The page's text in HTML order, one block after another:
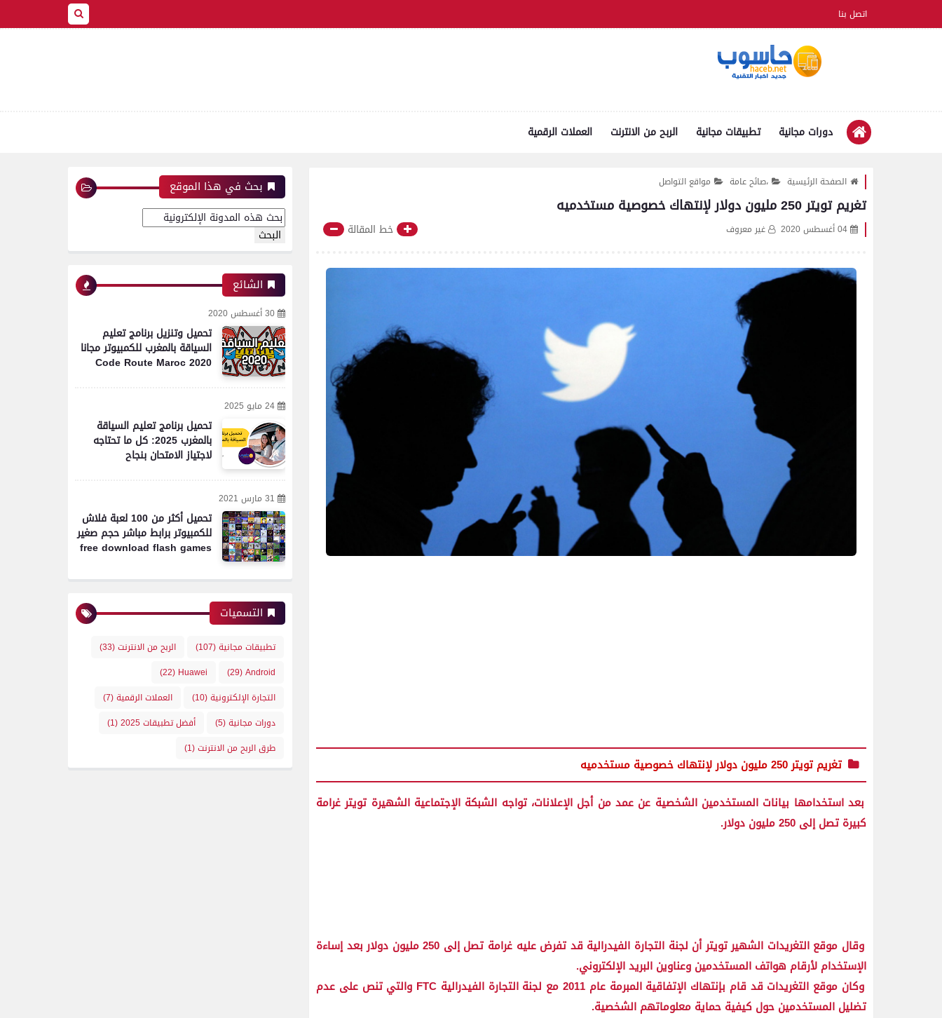
اتصل بنا
دورات مجانية تطبيقات مجانية الربح من الانترنت العملات الرقمية
الصفحة الرئيسية ،صائح عامة مواقع التواصل
تغريم تويتر 250 مليون دولار لإنتهاك خصوصية مستخدميه
04 أغسطس 2020 غير معروف خط المقالة
تغريم تويتر 250 مليون دولار لإنتهاك خصوصية مستخدميه
بعد استخدامها بيانات المستخدمين الشخصية عن عمد من أجل الإعلانات، تواجه الشبكة الإجتماعية الشهيرة تويتر غرامة
كبيرة تصل إلى 250 مليون دولار.
وقال موقع التغريدات الشهير تويتر أن لجنة التجارة الفيدرالية قد تفرض عليه غرامة تصل إلى 250 مليون دولار بعد إساءة
الإستخدام لأرقام هواتف المستخدمين وعناوين البريد الإلكتروني.
وكان موقع التغريدات قد قام بإنتهاك الإتفاقية المبرمة عام 2011 مع لجنة التجارة الفيدرالية FTC والتي تنص على عدم
تضليل المستخدمين حول كيفية حماية معلوماتهم الشخصية.
بحث في هذا الموقع
الشائع
30 أغسطس 2020
تحميل وتنزيل برنامج تعليم
السياقة بالمغرب للكمبيوتر مجانا
Code Route Maroc 2020
24 مايو 2025
تحميل برنامج تعليم السياقة
بالمغرب 2025: كل ما تحتاجه
لاجتياز الامتحان بنجاح
31 مارس 2021
تحميل أكثر من 100 لعبة فلاش
للكمبيوتر برابط مباشر حجم صغير
free download flash games
التسميات
تطبيقات مجانية(107) الربح من الانترنت(33)
Android
(29)
Huawei
(22)
التجارة الإلكترونية(10) العملات الرقمية(7)
دورات مجانية(5) أفضل تطبيقات 2025
(1)
طرق الربح من الانترنت(1)